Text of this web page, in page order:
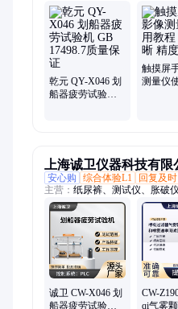
试台、灭火剂、安全阀、针针
胶机、导热仪、挺度仪、采血
滑脂、缝合针、打火机、粘度
乾元 QY-X046 划
船器疲劳试验机
触摸屏
测量仪
上海诚卫仪器科技有限
安心购
综合体验L1 回复及时
主营： 纸尿裤、测试仪、胀破
角针刃、过滤效率、电子织物
缝合针、针护套分离、缺陷检
防护服合成、防护服静电、线
针、卫生巾吸水、冲击试验机
针针座
诚卫 CW-X046 划
船器疲劳试验机
CW-
qi气雾